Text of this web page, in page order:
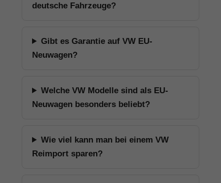
deutsche Fahrzeuge?
Gibt es Garantie auf VW EU-
Neuwagen?
Welche VW Modelle sind als EU-
Neuwagen besonders beliebt?
Wie viel kann man bei einem VW
Reimport sparen?